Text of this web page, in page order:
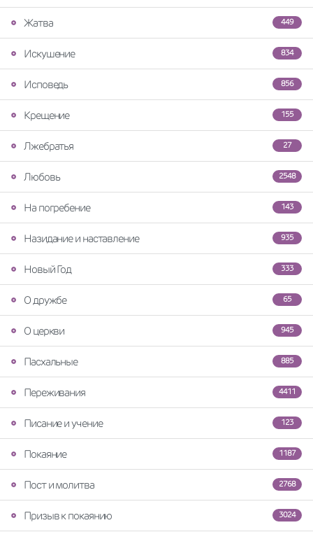
449
Жатва
834
Искушение
856
Исповедь
155
Крещение
27
Лжебратья
2548
Любовь
143
На погребение
935
Назидание и наставление
333
Новый Год
65
О дружбе
945
О церкви
885
Пасхальные
4411
Переживания
123
Писание и учение
1187
Покаяние
2768
Пост и молитва
3024
Призыв к покаянию